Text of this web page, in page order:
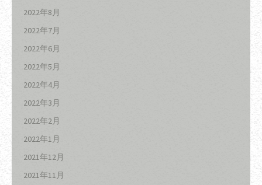
2022年8月
2022年7月
2022年6月
2022年5月
2022年4月
2022年3月
2022年2月
2022年1月
2021年12月
2021年11月